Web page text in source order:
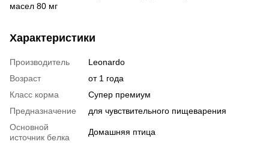
масел 80 мг
Характеристики
Производитель
Leonardo
Возраст
от 1 года
Класс корма
Супер премиум
Предназначение
для чувствительного пищеварения
Основной
источник белка
Домашняя птица